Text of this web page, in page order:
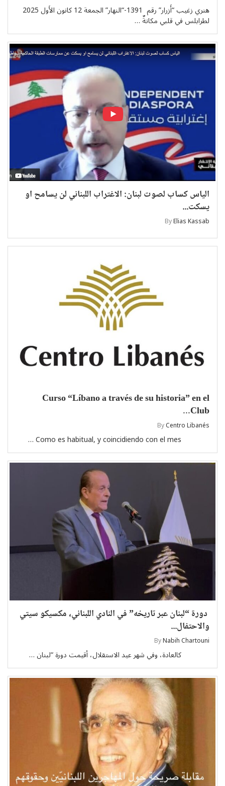
لطرابلس في قلبي مكانةٌ …
الياس كساب لصوت لبنان: الاغتراب اللبناني لن يسامح او
يسكت...
ByElias Kassab
Curso “Líbano a través de su historia” en el
Club...
ByCentro Libanés
دورة “لبنان عبر تاريخه” في النادي اللبناني، مكسيكو سيتي
والاحتفال...
ByNabih Chartouni
كالعادة، وفي شهر عيد الاستقلال، أقيمت دورة “لبنان …